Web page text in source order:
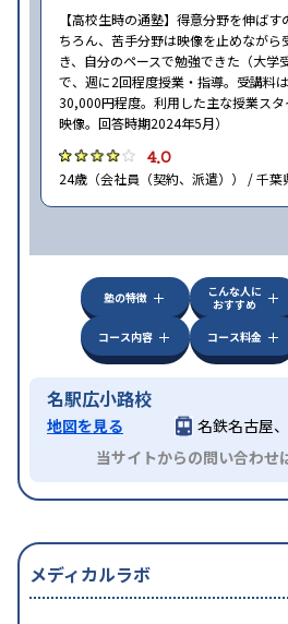
【高校生時の通塾】得意分野を伸ばす
ちろん、苦手分野は映像を止めながら
き、自分のペースで勉強できた（大学
で、週に2回程度授業・指導。受講料
30,000円程度。利用した主な授業スタ
映像。回答時期2024年5月）
4.0
24歳（会社員（契約、派遣）） / 千葉
塾の特徴
こんな人に
おすすめ
コース内容
コース料金
名駅広小路校
地図を見る
名鉄名古屋
当サイトからの問い合わせ
メディカルラボ